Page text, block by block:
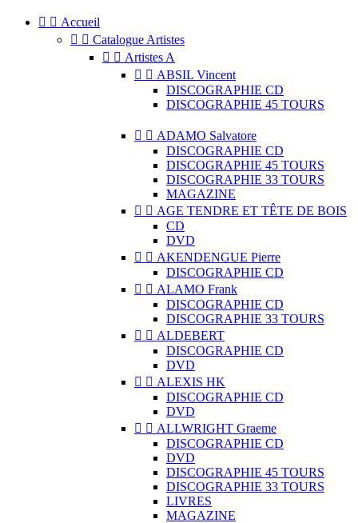
  Accueil
  Catalogue Artistes
  Artistes A
  ABSIL Vincent
DISCOGRAPHIE CD
DISCOGRAPHIE 45 TOURS
  ADAMO Salvatore
DISCOGRAPHIE CD
DISCOGRAPHIE 45 TOURS
DISCOGRAPHIE 33 TOURS
MAGAZINE
  AGE TENDRE ET TÊTE DE BOIS
CD
DVD
  AKENDENGUE Pierre
DISCOGRAPHIE CD
  ALAMO Frank
DISCOGRAPHIE CD
DISCOGRAPHIE 33 TOURS
  ALDEBERT
DISCOGRAPHIE CD
DVD
  ALEXIS HK
DISCOGRAPHIE CD
DVD
  ALLWRIGHT Graeme
DISCOGRAPHIE CD
DVD
DISCOGRAPHIE 45 TOURS
DISCOGRAPHIE 33 TOURS
LIVRES
MAGAZINE